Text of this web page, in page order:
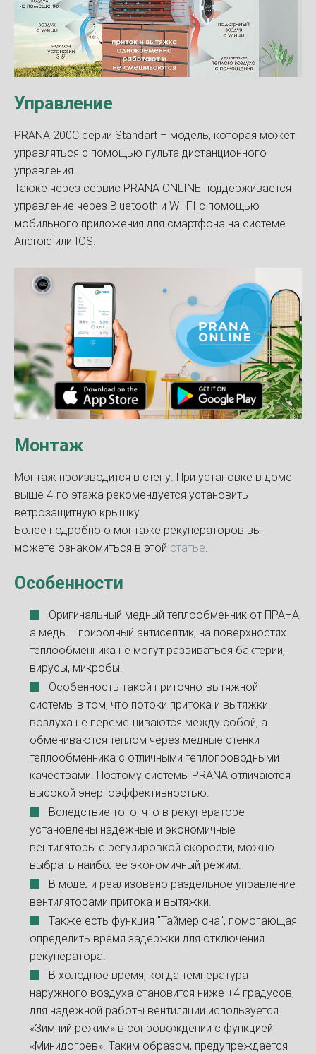
Управление
PRANA 200C серии Standart – модель, которая может
управляться с помощью пульта дистанционного
управления.
Также через сервис PRANA ONLINE поддерживается
управление через Bluetooth и WI-FI с помощью
мобильного приложения для смартфона на системе
Android или IOS.
Монтаж
Монтаж производится в стену. При установке в доме
выше 4-го этажа рекомендуется установить
ветрозащитную крышку.
Более подробно о монтаже рекуператоров вы
можете ознакомиться в этой статье.
Особенности
Оригинальный медный теплообменник от ПРАНА,
а медь – природный антисептик, на поверхностях
теплообменника не могут развиваться бактерии,
вирусы, микробы.
Особенность такой приточно-вытяжной
системы в том, что потоки притока и вытяжки
воздуха не перемешиваются между собой, а
обмениваются теплом через медные стенки
теплообменника с отличными теплопроводными
качествами. Поэтому системы PRANA отличаются
высокой энергоэффективностью.
Вследствие того, что в рекуператоре
установлены надежные и экономичные
вентиляторы с регулировкой скорости, можно
выбрать наиболее экономичный режим.
В модели реализовано раздельное управление
вентиляторами притока и вытяжки.
Также есть функция "Таймер сна", помогающая
определить время задержки для отключения
рекуператора.
В холодное время, когда температура
наружного воздуха становится ниже +4 градусов,
для надежной работы вентиляции используется
«Зимний режим» в сопровождении с функцией
«Минидогрев». Таким образом, предупреждается